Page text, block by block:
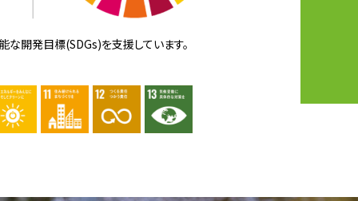
な開発目標(SDGs)を支援しています。